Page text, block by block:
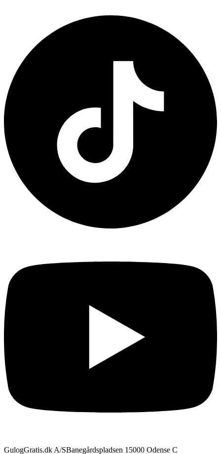
GulogGratis.dk A/SBanegårdspladsen 1 5000 Odense C